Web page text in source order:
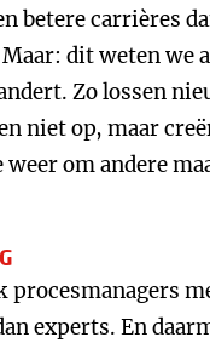
betere carrières
Maar: dit weten we
Zo lossen
niet op, maar
om andere
procesmanagers
experts. En